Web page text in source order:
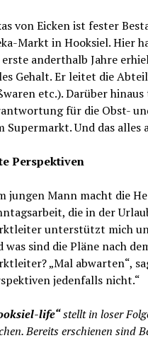
von Eicken ist fester
Markt in Hooksiel. Hier
erste anderthalb Jahre
Gehalt. Er leitet die
etc.). Darüber
für die Obst-
Supermarkt. Und das alles
Perspektiven
jungen Mann macht die
die in der
unterstützt mich
was sind die Pläne nach
„Mal abwarten“,
jedenfalls nicht.“
life“stellt in loser
Bereits erschienen sind